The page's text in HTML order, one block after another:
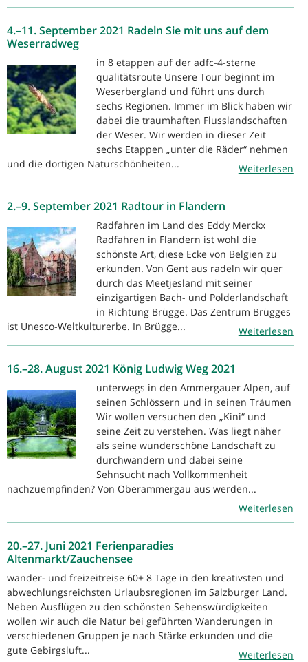
4.–11. September 2021 Radeln Sie mit uns auf dem
Weserradweg
in 8 etappen auf der adfc-4-sterne
qualitätsroute Unsere Tour beginnt im
Weserbergland und führt uns durch
sechs Regionen. Immer im Blick haben wir
dabei die traumhaften Flusslandschaften
der Weser. Wir werden in dieser Zeit
sechs Etappen „unter die Räder“ nehmen
und die dortigen Naturschönheiten...
Weiterlesen
2.–9. September 2021 Radtour in Flandern
Radfahren im Land des Eddy Merckx
Radfahren in Flandern ist wohl die
schönste Art, diese Ecke von Belgien zu
erkunden. Von Gent aus radeln wir quer
durch das Meetjesland mit seiner
einzigartigen Bach- und Polderlandschaft
in Richtung Brügge. Das Zentrum Brügges
ist Unesco-Weltkulturerbe. In Brügge...
Weiterlesen
16.–28. August 2021 König Ludwig Weg 2021
unterwegs in den Ammergauer Alpen, auf
seinen Schlössern und in seinen Träumen
Wir wollen versuchen den „Kini“ und
seine Zeit zu verstehen. Was liegt näher
als seine wunderschöne Landschaft zu
durchwandern und dabei seine
Sehnsucht nach Vollkommenheit
nachzuempfinden? Von Oberammergau aus werden...
Weiterlesen
20.–27. Juni 2021 Ferienparadies
Altenmarkt/Zauchensee
wander- und freizeitreise 60+ 8 Tage in den kreativsten und
abwechlungsreichsten Urlaubsregionen im Salzburger Land.
Neben Ausflügen zu den schönsten Sehenswürdigkeiten
wollen wir auch die Natur bei geführten Wanderungen in
verschiedenen Gruppen je nach Stärke erkunden und die
gute Gebirgsluft...
Weiterlesen